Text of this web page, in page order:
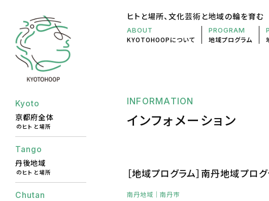
Kyoto
京都府全体
のヒトと場所
Tango
丹後地域
のヒトと場所
Chutan
ヒトと場所、文化芸術と地域の輪を育む
ABOUT
KYOTOHOOPについて
PROGRAM
地域プログラム
INFORMATION
インフォメーション
［地域プログラム］南丹地域プロ
南丹地域 ｜南丹市